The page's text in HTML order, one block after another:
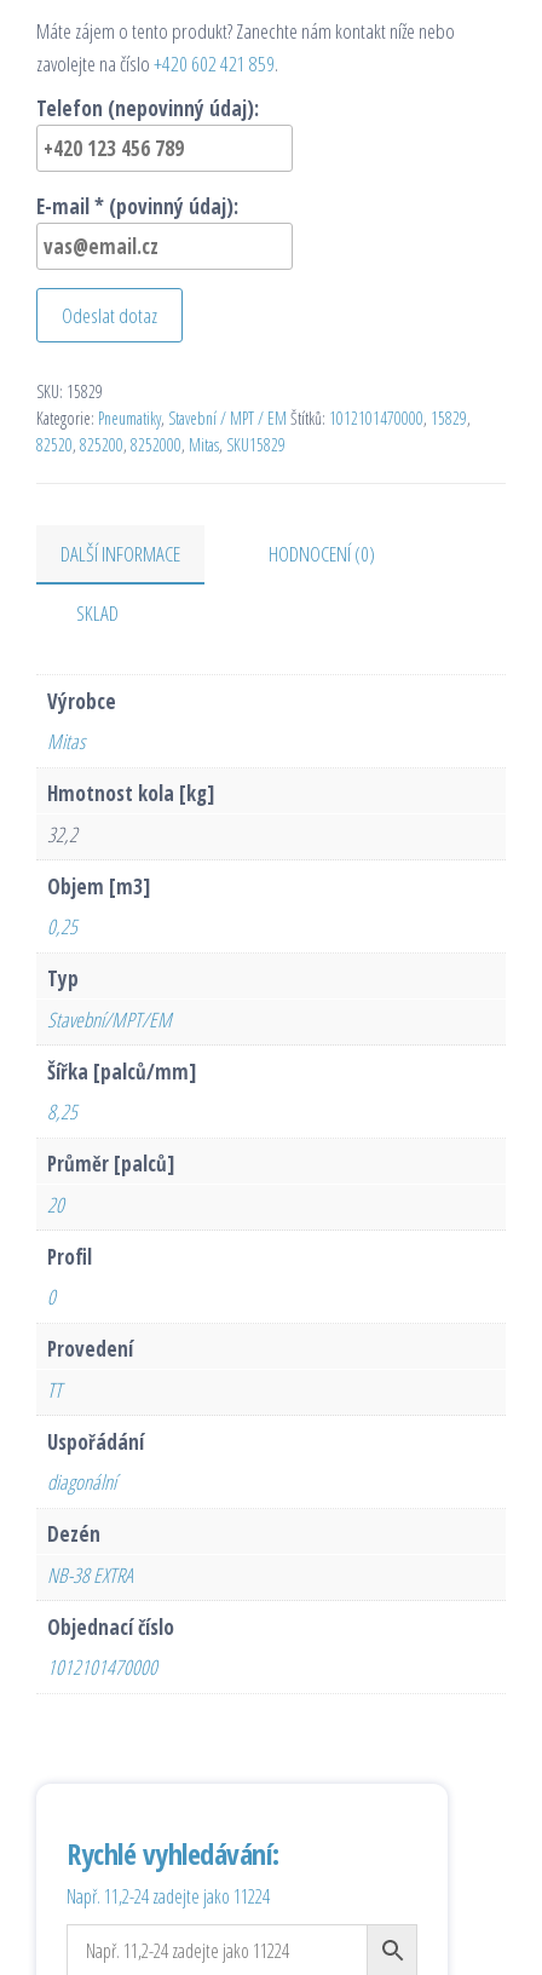
Máte zájem o tento produkt? Zanechte nám kontakt níže nebo
zavolejte na číslo+420 602 421 859.
Telefon (nepovinný údaj):
E-mail * (povinný údaj):
Odeslat dotaz
SKU: 15829
Kategorie: Pneumatiky, Stavební / MPT / EM Štítků: 1012101470000, 15829,
82520, 825200, 8252000, Mitas, SKU15829
DALŠÍ INFORMACE HODNOCENÍ (0)
SKLAD
Výrobce
Mitas
Hmotnost kola [kg]
32,2
Objem [m3]
0,25
Typ
Stavební/MPT/EM
Šířka [palců/mm]
8,25
Průměr [palců]
20
Profil
0
Provedení
TT
Uspořádání
diagonální
Dezén
NB-38 EXTRA
Objednací číslo
1012101470000
Rychlé vyhledávání:
Např. 11,2-24 zadejte jako 11224